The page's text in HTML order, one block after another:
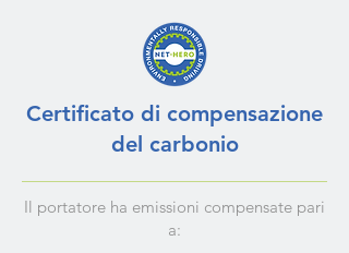
Certificato di compensazione
del carbonio
Il portatore ha emissioni compensate pari
a: